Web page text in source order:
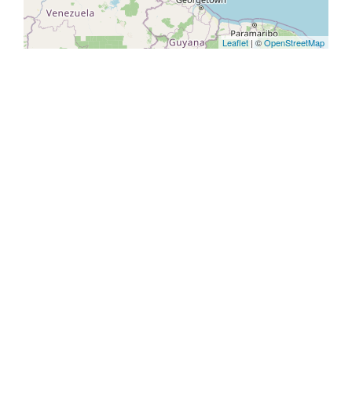
Leaflet | ©OpenStreetMap